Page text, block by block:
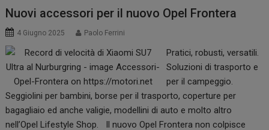
Nuovi accessori per il nuovo Opel Frontera
4 Giugno 2025 Paolo Ferrini
Pratici, robusti, versatili.
Soluzioni di trasporto e
per il campeggio.
Seggiolini per bambini, borse per il trasporto, coperture per
bagagliaio ed anche valigie, modellini di auto e molto altro
nell’Opel Lifestyle Shop. Il nuovo Opel Frontera non colpisce